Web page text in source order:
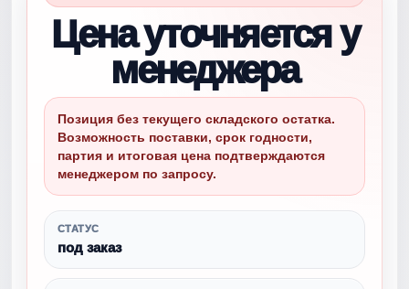
Цена уточняется у
менеджера
Позиция без текущего складского остатка.
Возможность поставки, срок годности,
партия и итоговая цена подтверждаются
менеджером по запросу.
СТАТУС
под заказ